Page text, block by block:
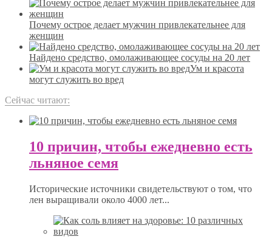
Почему острое делает мужчин привлекательнее для
женщин
Найдено средство, омолаживающее сосуды на 20 лет
Ум и красота
могут служить во вред
Сейчас читают:
10 причин, чтобы ежедневно есть
льняное семя
Исторические источники свидетельствуют о том, что
лен выращивали около 4000 лет...